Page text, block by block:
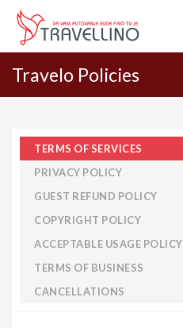
Travelo Policies
TERMS OF SERVICES
PRIVACY POLICY
GUEST REFUND POLICY
COPYRIGHT POLICY
ACCEPTABLE USAGE POLICY
TERMS OF BUSINESS
CANCELLATIONS